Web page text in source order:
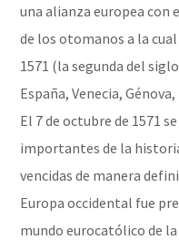
una alianza europea con
de los otomanos a la
1571 (la segunda del
España, Venecia,
El 7 de octubre de 1571
importantes de la
vencidas de manera
Europa occidental fue
mundo eurocatólico de